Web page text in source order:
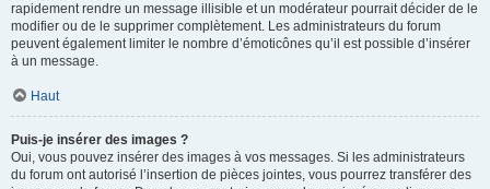
rapidement rendre un message illisible et un modérateur pourrait décider de le
modifier ou de le supprimer complètement. Les administrateurs du forum
peuvent également limiter le nombre d’émoticônes qu’il est possible d’insérer
à un message.
Haut
Puis-je insérer des images ?
Oui, vous pouvez insérer des images à vos messages. Si les administrateurs
du forum ont autorisé l’insertion de pièces jointes, vous pourrez transférer des